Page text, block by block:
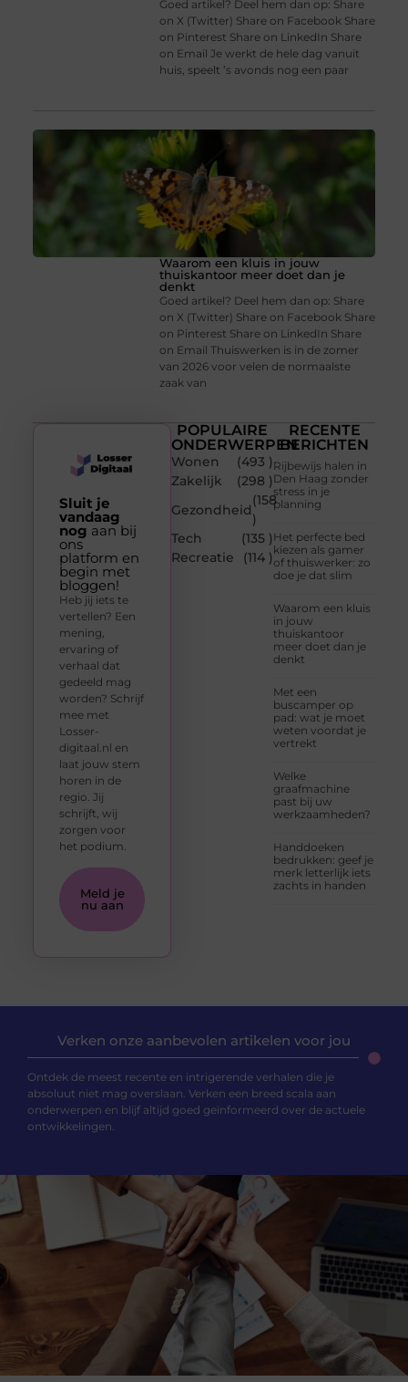
Goed artikel? Deel hem dan op: Share
on X (Twitter) Share on Facebook Share
on Pinterest Share on LinkedIn Share
on Email Je werkt de hele dag vanuit
huis, speelt ’s avonds nog een paar
Waarom een kluis in jouw
thuiskantoor meer doet dan je
denkt
Goed artikel? Deel hem dan op: Share
on X (Twitter) Share on Facebook Share
on Pinterest Share on LinkedIn Share
on Email Thuiswerken is in de zomer
van 2026 voor velen de normaalste
zaak van
POPULAIRE
ONDERWERPEN
Wonen
(493 )
Zakelijk
(298 )
Gezondheid
(158
)
Tech
(135 )
Recreatie
(114 )
RECENTE
BERICHTEN
Rijbewijs halen in
Den Haag zonder
stress in je
planning
Het perfecte bed
kiezen als gamer
of thuiswerker: zo
doe je dat slim
Waarom een kluis
in jouw
thuiskantoor
meer doet dan je
denkt
Met een
buscamper op
pad: wat je moet
weten voordat je
vertrekt
Welke
graafmachine
past bij uw
werkzaamheden?
Handdoeken
bedrukken: geef je
merk letterlijk iets
zachts in handen
Sluit je
vandaag
nog aan bij
ons
platform en
begin met
bloggen!
Heb jij iets te
vertellen? Een
mening,
ervaring of
verhaal dat
gedeeld mag
worden? Schrijf
mee met
Losser-
digitaal.nl en
laat jouw stem
horen in de
regio. Jij
schrijft, wij
zorgen voor
het podium.
Meld je
nu aan
Verken onze aanbevolen artikelen voor jou
Ontdek de meest recente en intrigerende verhalen die je
absoluut niet mag overslaan. Verken een breed scala aan
onderwerpen en blijf altijd goed geïnformeerd over de actuele
ontwikkelingen.